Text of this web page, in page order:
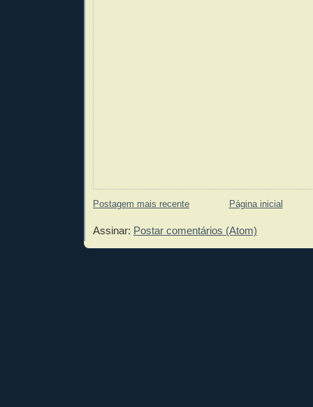
Postagem mais recente Página inicial
Assinar: Postar comentários (Atom)